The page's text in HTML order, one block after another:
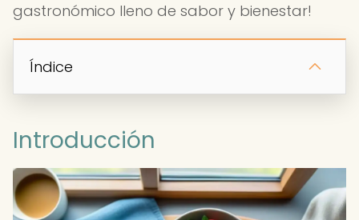
gastronómico lleno de sabor y bienestar!
Índice
Introducción